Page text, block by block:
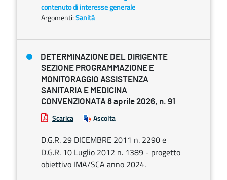
contenuto di interesse generale
Argomenti:Sanità
DETERMINAZIONE DEL DIRIGENTE
SEZIONE PROGRAMMAZIONE E
MONITORAGGIO ASSISTENZA
SANITARIA E MEDICINA
CONVENZIONATA 8 aprile 2026, n. 91
Scarica Ascolta
D.G.R. 29 DICEMBRE 2011 n. 2290 e
D.G.R. 10 Luglio 2012 n. 1389 - progetto
obiettivo IMA/SCA anno 2024.